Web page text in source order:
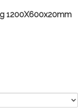
1200X600x20mm